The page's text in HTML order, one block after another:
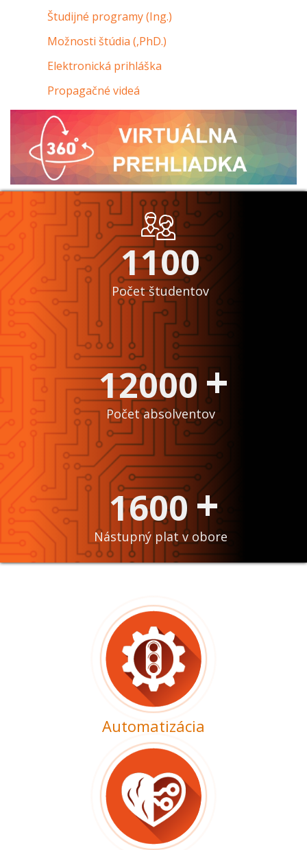
Študijné programy (Ing.)
Možnosti štúdia (,PhD.)
Elektronická prihláška
Propagačné videá
1100
Počet študentov
12000 +
Počet absolventov
1600 +
Nástupný plat v obore
Automatizácia